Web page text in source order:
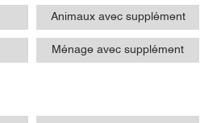
Animaux avec supplément
Ménage avec supplément